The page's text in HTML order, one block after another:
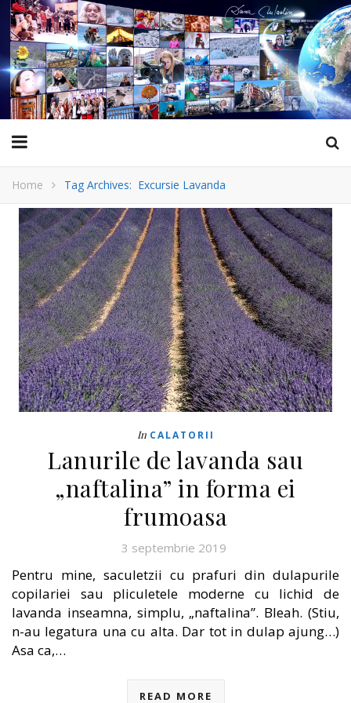
Home Tag Archives: Excursie Lavanda
In CALATORII
Lanurile de lavanda sau
„naftalina” in forma ei
frumoasa
3 septembrie 2019
Pentru mine, saculetzii cu prafuri din dulapurile
copilariei sau pliculetele moderne cu lichid de
lavanda inseamna, simplu, „naftalina”. Bleah. (Stiu,
n-au legatura una cu alta. Dar tot in dulap ajung…)
Asa ca,…
READ MORE